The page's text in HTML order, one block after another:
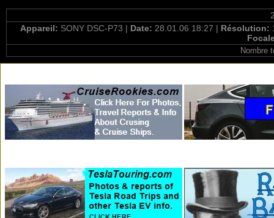
Appareil: SONY DSC-P73 | Date: 28.01.06 18:27 | Résolution:
Nombre